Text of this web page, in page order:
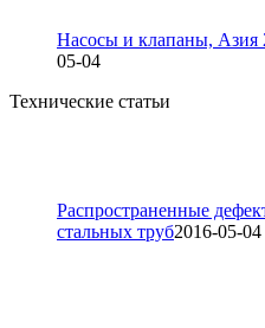
Насосы и клапаны, Азия
05-04
Технические статьи
Распространенные
стальных труб2016-05-04